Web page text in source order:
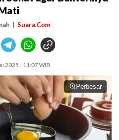
Suara.Com
2025 | 11:07 WIB
Perbesar